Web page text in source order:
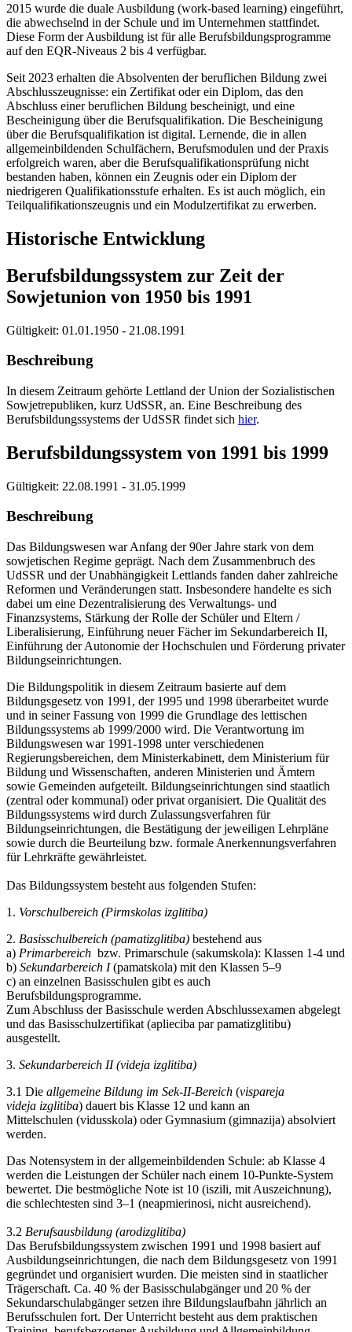
2015 wurde die duale Ausbildung (work-based learning) eingeführt,
die abwechselnd in der Schule und im Unternehmen stattfindet.
Diese Form der Ausbildung ist für alle Berufsbildungsprogramme
auf den EQR-Niveaus 2 bis 4 verfügbar.
Seit 2023 erhalten die Absolventen der beruflichen Bildung zwei
Abschlusszeugnisse: ein Zertifikat oder ein Diplom, das den
Abschluss einer beruflichen Bildung bescheinigt, und eine
Bescheinigung über die Berufsqualifikation. Die Bescheinigung
über die Berufsqualifikation ist digital. Lernende, die in allen
allgemeinbildenden Schulfächern, Berufsmodulen und der Praxis
erfolgreich waren, aber die Berufsqualifikationsprüfung nicht
bestanden haben, können ein Zeugnis oder ein Diplom der
niedrigeren Qualifikationsstufe erhalten. Es ist auch möglich, ein
Teilqualifikationszeugnis und ein Modulzertifikat zu erwerben.
Historische Entwicklung
Berufsbildungssystem zur Zeit der
Sowjetunion von 1950 bis 1991
Gültigkeit: 01.01.1950 - 21.08.1991
Beschreibung
In diesem Zeitraum gehörte Lettland der Union der Sozialistischen
Sowjetrepubliken, kurz UdSSR, an. Eine Beschreibung des
Berufsbildungssystems der UdSSR findet sich hier.
Berufsbildungssystem von 1991 bis 1999
Gültigkeit: 22.08.1991 - 31.05.1999
Beschreibung
Das Bildungswesen war Anfang der 90er Jahre stark von dem
sowjetischen Regime geprägt. Nach dem Zusammenbruch des
UdSSR und der Unabhängigkeit Lettlands fanden daher zahlreiche
Reformen und Veränderungen statt. Insbesondere handelte es sich
dabei um eine Dezentralisierung des Verwaltungs- und
Finanzsystems, Stärkung der Rolle der Schüler und Eltern /
Liberalisierung, Einführung neuer Fächer im Sekundarbereich II,
Einführung der Autonomie der Hochschulen und Förderung privater
Bildungseinrichtungen.
Die Bildungspolitik in diesem Zeitraum basierte auf dem
Bildungsgesetz von 1991, der 1995 und 1998 überarbeitet wurde
und in seiner Fassung von 1999 die Grundlage des lettischen
Bildungssystems ab 1999/2000 wird. Die Verantwortung im
Bildungswesen war 1991-1998 unter verschiedenen
Regierungsbereichen, dem Ministerkabinett, dem Ministerium für
Bildung und Wissenschaften, anderen Ministerien und Ämtern
sowie Gemeinden aufgeteilt. Bildungseinrichtungen sind staatlich
(zentral oder kommunal) oder privat organisiert. Die Qualität des
Bildungssystems wird durch Zulassungsverfahren für
Bildungseinrichtungen, die Bestätigung der jeweiligen Lehrpläne
sowie durch die Beurteilung bzw. formale Anerkennungsverfahren
für Lehrkräfte gewährleistet.
Das Bildungssystem besteht aus folgenden Stufen:
1. Vorschulbereich (Pirmskolas izglitiba)
2. Basisschulbereich (pamatizglitiba) bestehend aus
a) Primarbereich bzw. Primarschule (sakumskola): Klassen 1-4 und
b) Sekundarbereich I(pamatskola) mit den Klassen 5–9
c) an einzelnen Basisschulen gibt es auch
Berufsbildungsprogramme.
Zum Abschluss der Basisschule werden Abschlussexamen abgelegt
und das Basisschulzertifikat (aplieciba par pamatizglitibu)
ausgestellt.
3. Sekundarbereich II (videja izglitiba)
3.1 Die allgemeine Bildung im Sek-II-Bereich (vispareja
videja izglitiba) dauert bis Klasse 12 und kann an
Mittelschulen (vidusskola) oder Gymnasium (gimnazija) absolviert
werden.
Das Notensystem in der allgemeinbildenden Schule: ab Klasse 4
werden die Leistungen der Schüler nach einem 10-Punkte-System
bewertet. Die bestmögliche Note ist 10 (iszili, mit Auszeichnung),
die schlechtesten sind 3–1 (neapmierinosi, nicht ausreichend).
3.2 Berufsausbildung (arodizglitiba)
Das Berufsbildungssystem zwischen 1991 und 1998 basiert auf
Ausbildungseinrichtungen, die nach dem Bildungsgesetz von 1991
gegründet und organisiert wurden. Die meisten sind in staatlicher
Trägerschaft. Ca. 40 % der Basisschulabgänger und 20 % der
Sekundarschulabgänger setzen ihre Bildungslaufbahn jährlich an
Berufsschulen fort. Der Unterricht besteht aus dem praktischen